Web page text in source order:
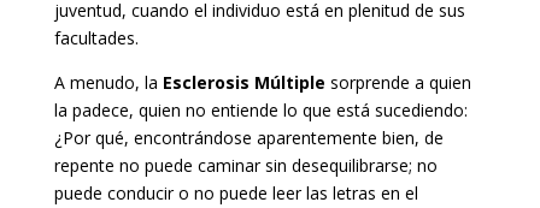
juventud, cuando el individuo está en plenitud de sus
facultades.
A menudo, la Esclerosis Múltiple sorprende a quien
la padece, quien no entiende lo que está sucediendo:
¿Por qué, encontrándose aparentemente bien, de
repente no puede caminar sin desequilibrarse; no
puede conducir o no puede leer las letras en el